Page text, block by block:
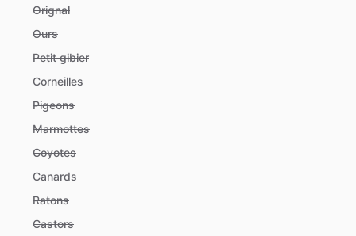
Orignal
Ours
Petit gibier
Corneilles
Pigeons
Marmottes
Coyotes
Canards
Ratons
Castors